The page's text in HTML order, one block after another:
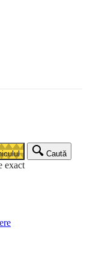
Caută
exact